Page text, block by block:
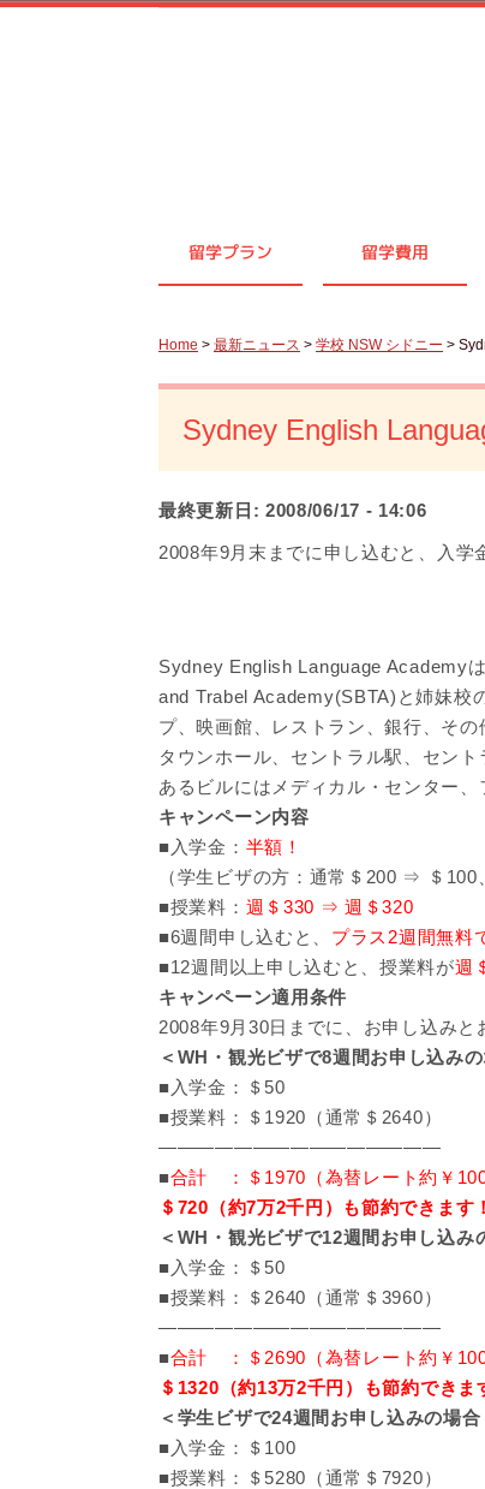
留学プラン 留学費用
Home > 最新ニュース > 学校 NSW シドニー >
Sydney English
最終更新日: 2008/06/17 - 14:06
2008年9月末までに申し込むと、入学
Sydney English Language Academy
and Trabel Academy(SBTA)と姉妹校
プ、映画館、レストラン、銀行、そ
タウンホール、セントラル駅、セン
あるビルにはメディカル・センター
キャンペーン内容
■入学金： 半額！
（学生ビザの方：通常＄200 ⇒ ＄
■授業料： 週＄330 ⇒ 週＄320
■6週間申し込むと、 プラス2週間無料
■12週間以上申し込むと、授業料が週
キャンペーン適用条件
2008年9月30日までに、お申し込みと
＜WH・観光ビザで8週間お申し込みの
■入学金：＄50
■授業料：＄1920（通常＄2640）
———————————————
■合計 ：＄1970（為替レート約￥
＄720（約7万2千円）も節約できます！
＜WH・観光ビザで12週間お申し込み
■入学金：＄50
■授業料：＄2640（通常＄3960）
———————————————
■合計 ：＄2690（為替レート約￥
＄1320（約13万2千円）も節約できま
＜学生ビザで24週間お申し込みの場合
■入学金：＄100
■授業料：＄5280（通常＄7920）